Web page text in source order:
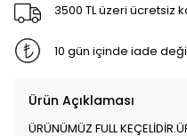
3500 TL üzeri ücretsiz
10 gün içinde iade
Ürün Açıklaması
ÜRÜNÜMÜZ FULL